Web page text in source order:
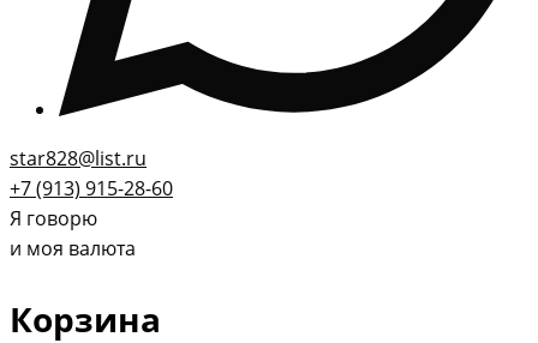
star828@list.ru
+7 (913) 915-28-60
Я говорю
и моя валюта
Корзина